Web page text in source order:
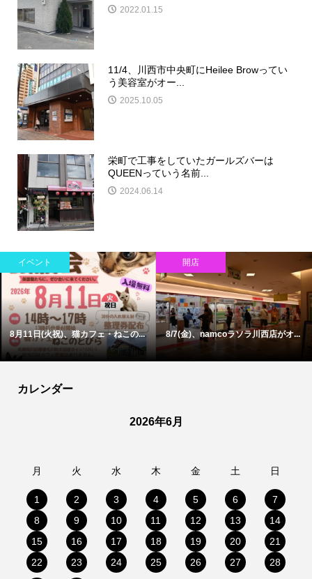
2022.01.15
11/4、川西市中央町にHeilee Browってい
う美容室がオー...
2025.10.05
栄町で工事をしていたガールズバーは
QUEENっていう名前...
2024.06.14
イベント
8月11日(火祝)、猫カフェ・ねこの...
開店
8/7(金)、namcoラソラ川西店がオ...
カレンダー
2026年6月
月 火 水 木 金 土 日
1 2 3 4 5 6
7
8
9 10 11 12 13
14
15
16 17 18 19 20
21
22
23 24 25 26 27 28